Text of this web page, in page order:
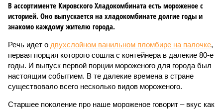
В ассортименте Кировского Хладокомбината есть мороженое с
историей. Оно выпускается на хладокомбинате долгие годы и
знакомо каждому жителю города.
Речь идет о двухслойном ванильном пломбире на палочке,
первая порция которого сошла с контейнера в далекие 80-е
годы. И выпуск первой порции мороженого для города был
настоящим событием. В те далекие времена в стране
существовало всего несколько видов мороженого.
Старшее поколение про наше мороженое говорит – вкус как